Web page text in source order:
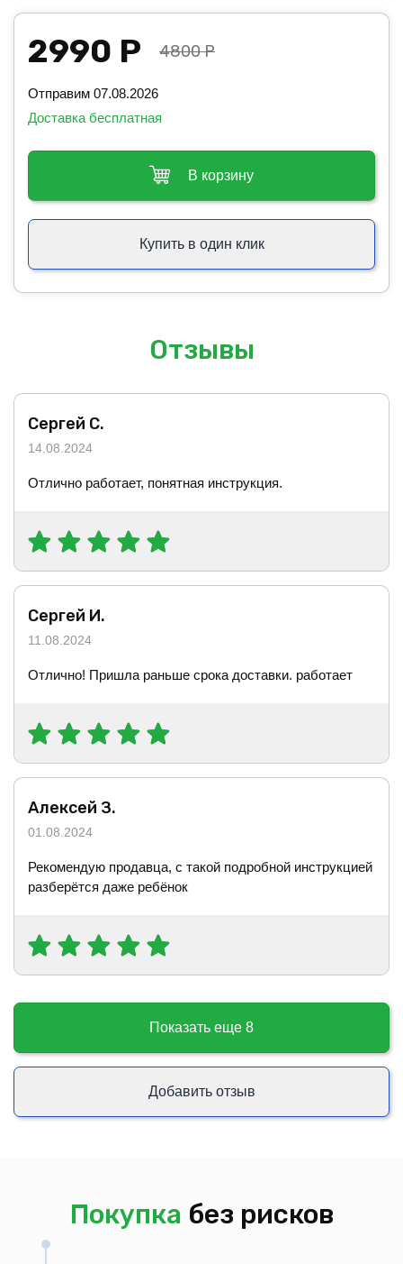
2990 Р 4800 Р
Отправим 07.08.2026
Доставка бесплатная
В корзину
Купить в один клик
Отзывы
Сергей С.
14.08.2024
Отлично работает, понятная инструкция.
Сергей И.
11.08.2024
Отлично! Пришла раньше срока доставки. работает
Алексей З.
01.08.2024
Рекомендую продавца, с такой подробной инструкцией
разберётся даже ребёнок
Показать еще 8
Добавить отзыв
Покупка без рисков